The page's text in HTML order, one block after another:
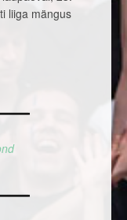
liiga mängus